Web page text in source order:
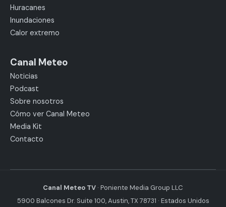
Huracanes
Inundaciones
Calor extremo
Canal Meteo
Noticias
Podcast
Sobre nosotros
Cómo ver Canal Meteo
Media Kit
Contacto
Canal Meteo TV · Poniente Media Group LLC
5900 Balcones Dr. Suite 100, Austin, TX 78731 · Estados Unidos